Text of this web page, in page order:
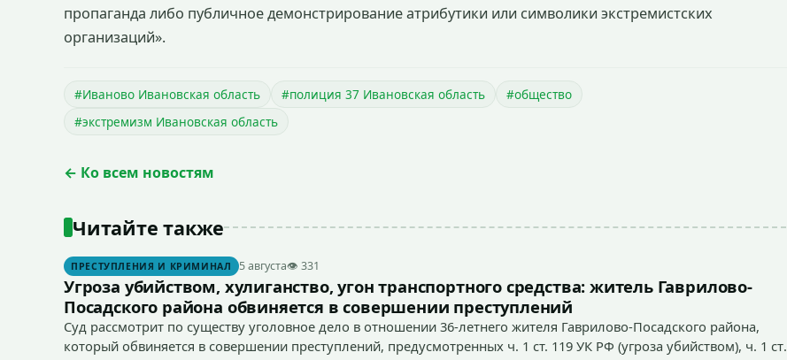
пропаганда либо публичное демонстрирование атрибутики или символики экстремистских
организаций».
#Иваново Ивановская область #полиция 37 Ивановская область
#общество
#экстремизм Ивановская область
← Ко всем новостям
Читайте также
ПРЕСТУПЛЕНИЯ И КРИМИНАЛ 5 августа👁 331
Угроза убийством, хулиганство, угон транспортного средства: житель Гаврилово-
Посадского района обвиняется в совершении преступлений
Суд рассмотрит по существу уголовное дело в отношении 36-летнего жителя Гаврилово-Посадского района,
который обвиняется в совершении преступлений, предусмотренных ч. 1 ст. 119 УК РФ (угроза убийством), ч. 1 ст.